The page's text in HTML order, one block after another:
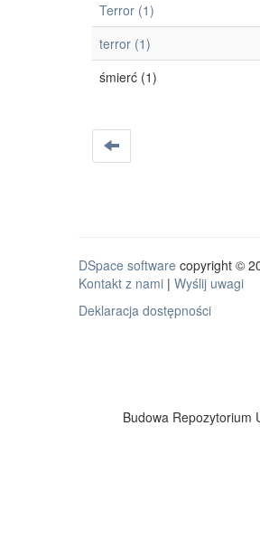
Terror (1)
terror (1)
śmierć (1)
DSpace software copyright ©
Kontakt z nami | Wyślij uwagi
Deklaracja dostępności
Budowa Repozytorium